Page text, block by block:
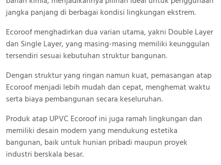
jangka panjang di berbagai kondisi lingkungan ekstrem.
Ecoroof menghadirkan dua varian utama, yakni Double Layer
dan Single Layer, yang masing-masing memiliki keunggulan
tersendiri sesuai kebutuhan struktur bangunan.
Dengan struktur yang ringan namun kuat, pemasangan atap
Ecoroof menjadi lebih mudah dan cepat, menghemat waktu
serta biaya pembangunan secara keseluruhan.
Produk atap UPVC Ecoroof ini juga ramah lingkungan dan
memiliki desain modern yang mendukung estetika
bangunan, baik untuk hunian pribadi maupun proyek
industri berskala besar.